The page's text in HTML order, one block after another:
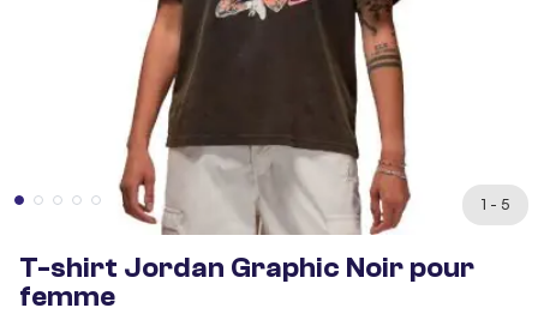
1 - 5
T-shirt Jordan Graphic Noir pour
femme